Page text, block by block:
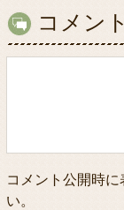
コメント
コメント公開時
い。